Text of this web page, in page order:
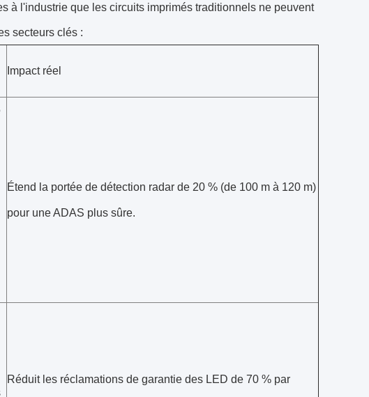
à l'industrie que les circuits imprimés traditionnels ne peuvent
secteurs clés :
Impact réel
Étend la portée de détection radar de 20 % (de 100 m à 120 m)
pour une ADAS plus sûre.
Réduit les réclamations de garantie des LED de 70 % par